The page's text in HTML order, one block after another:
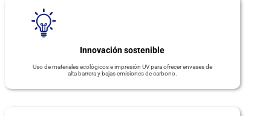
Innovación sostenible
Uso de materiales ecológicos e impresión UV para ofrecer envases de
alta barrera y bajas emisiones de carbono.